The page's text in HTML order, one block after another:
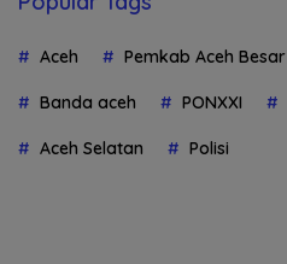
Aceh Pemkab Aceh Besar
Banda aceh PONXXI
Aceh Selatan Polisi